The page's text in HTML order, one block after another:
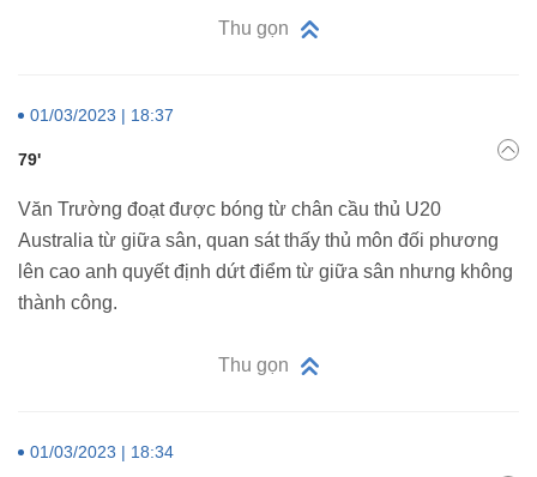
Thu gọn
01/03/2023 | 18:37
79'
Văn Trường đoạt được bóng từ chân cầu thủ U20
Australia từ giữa sân, quan sát thấy thủ môn đối phương
lên cao anh quyết định dứt điểm từ giữa sân nhưng không
thành công.
Thu gọn
01/03/2023 | 18:34